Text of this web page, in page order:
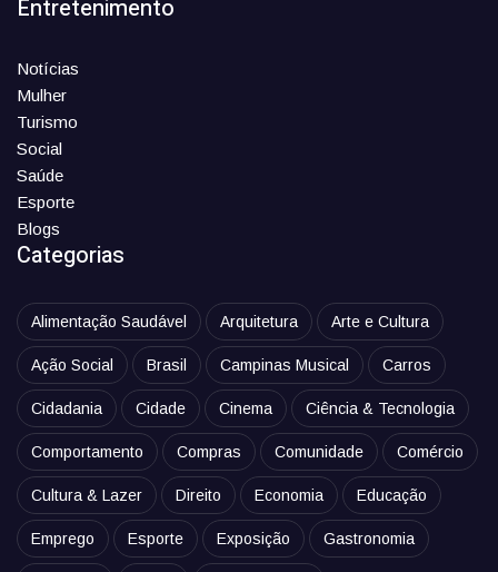
Entretenimento
Notícias
Mulher
Turismo
Social
Saúde
Esporte
Blogs
Categorias
Alimentação Saudável Arquitetura Arte e Cultura
Ação Social Brasil Campinas Musical Carros
Cidadania Cidade Cinema Ciência & Tecnologia
Comportamento Compras Comunidade Comércio
Cultura & Lazer Direito Economia Educação
Emprego Esporte Exposição Gastronomia